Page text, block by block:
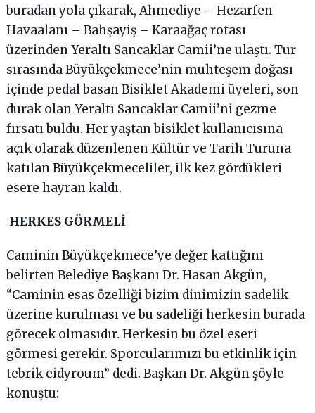
buradan yola çıkarak, Ahmediye – Hezarfen
Havaalanı – Bahşayiş – Karaağaç rotası
üzerinden Yeraltı Sancaklar Camii’ne ulaştı. Tur
sırasında Büyükçekmece’nin muhteşem doğası
içinde pedal basan Bisiklet Akademi üyeleri, son
durak olan Yeraltı Sancaklar Camii’ni gezme
fırsatı buldu. Her yaştan bisiklet kullanıcısına
açık olarak düzenlenen Kültür ve Tarih Turuna
katılan Büyükçekmeceliler, ilk kez gördükleri
esere hayran kaldı.
HERKES GÖRMELİ
Caminin Büyükçekmece’ye değer kattığını
belirten Belediye Başkanı Dr. Hasan Akgün,
“Caminin esas özelliği bizim dinimizin sadelik
üzerine kurulması ve bu sadeliği herkesin burada
görecek olmasıdır. Herkesin bu özel eseri
görmesi gerekir. Sporcularımızı bu etkinlik için
tebrik eidyroum” dedi. Başkan Dr. Akgün şöyle
konuştu: